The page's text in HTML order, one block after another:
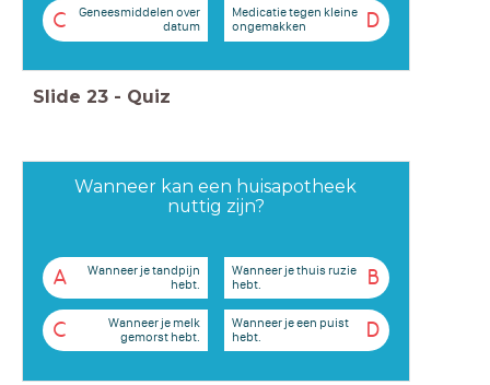
C
Geneesmiddelen over
datum
D
Medicatie tegen kleine
ongemakken
Slide 23 - Quiz
Wanneer kan een huisapotheek
nuttig zijn?
A
Wanneer je tandpijn
hebt.
B
Wanneer je thuis ruzie
hebt.
C
Wanneer je melk
gemorst hebt.
D
Wanneer je een puist
hebt.